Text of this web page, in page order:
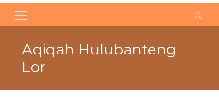
Search
Aqiqah Hulubanteng
Lor